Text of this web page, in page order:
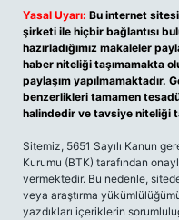
Yasal Uyarı: Bu internet
şirketi ile hiçbir bağlantısı
hazırladığımız makaleler
haber niteliği taşımamakta
paylaşım yapılmamaktadır.
benzerlikleri tamamen
halindedir ve tavsiye niteliği
Sitemiz, 5651 Sayılı Kanun
Kurumu (BTK) tarafından
vermektedir. Bu nedenle,
veya araştırma
yazdıkları içeriklerin